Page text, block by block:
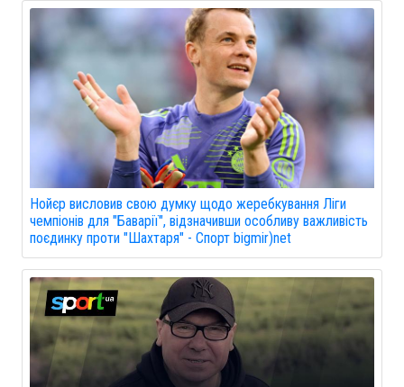
Нойєр висловив свою думку щодо жеребкування Ліги
чемпіонів для "Баварії", відзначивши особливу важливість
поєдинку проти "Шахтаря" - Спорт bigmir)net